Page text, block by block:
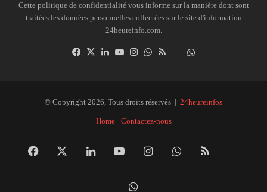
Cette politique de confidentialité vous informe sur la manière dont sont
traitées les données personnelles collectées sur le site d'information
24heureinfo.com.
Facebook
X LinkedinYouTubeInstagramWhatsAppDailymotion
© Copyright 2026, Tous droits réservés | 24heureinfos
Home Contactez-nous
Facebook LinkedinYouTubeInstagramWhatsApp
RSS